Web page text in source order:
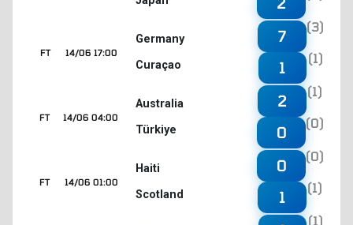
14/06 17:00
FT
Germany
Curaçao
7
(3)
1
(1)
14/06 04:00
FT
Australia
Türkiye
2
(1)
0
(0)
14/06 01:00
FT
Haiti
Scotland
0
(0)
1
(1)
(1)